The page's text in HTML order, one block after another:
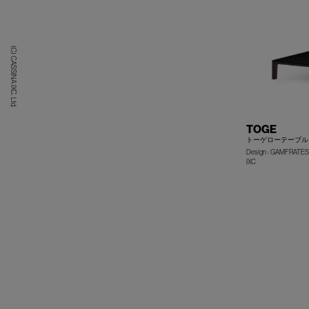
(C) CASSINA IXC. Ltd.
TOGE
トーゲローテーブル
Design :
IXC